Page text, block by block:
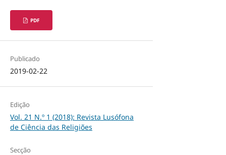
PDF
Publicado
2019-02-22
Edição
Vol. 21 N.º 1 (2018): Revista Lusófona
de Ciência das Religiões
Secção